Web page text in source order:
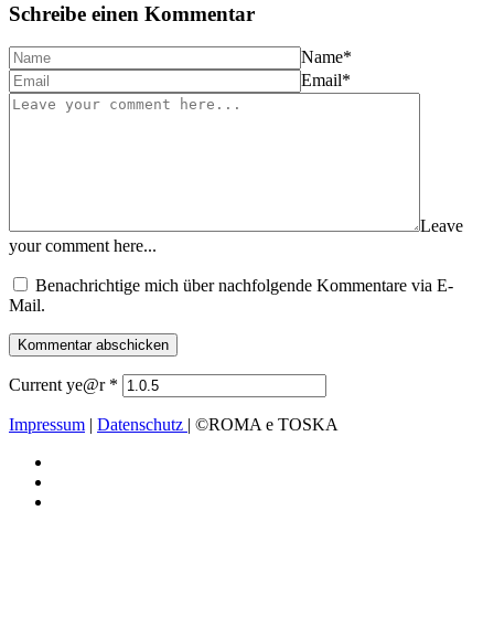
Schreibe einen Kommentar
Name*
Email*
Leave
your comment here...
Benachrichtige mich über nachfolgende Kommentare via E-
Mail.
Current ye@r *
Impressum | Datenschutz | ©ROMA e TOSKA